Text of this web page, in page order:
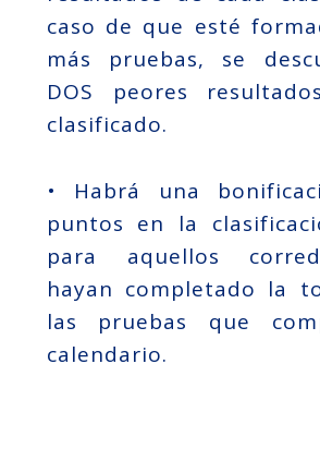
caso de que esté
más pruebas, se
DOS peores
clasificado.
• Habrá una
puntos en la
para aquellos
hayan completado la
las pruebas que
calendario.